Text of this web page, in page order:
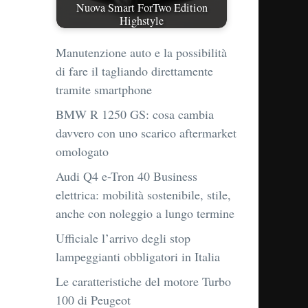
Nuova Smart ForTwo Edition
Highstyle
Manutenzione auto e la possibilità
di fare il tagliando direttamente
tramite smartphone
BMW R 1250 GS: cosa cambia
davvero con uno scarico aftermarket
omologato
Audi Q4 e-Tron 40 Business
elettrica: mobilità sostenibile, stile,
anche con noleggio a lungo termine
Ufficiale l’arrivo degli stop
lampeggianti obbligatori in Italia
Le caratteristiche del motore Turbo
100 di Peugeot